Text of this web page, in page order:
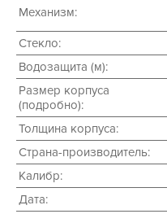
Механизм:
Стекло:
Водозащита (м):
Размер корпуса
(подробно):
Толщина корпуса:
Страна-производитель:
Калибр:
Дата: